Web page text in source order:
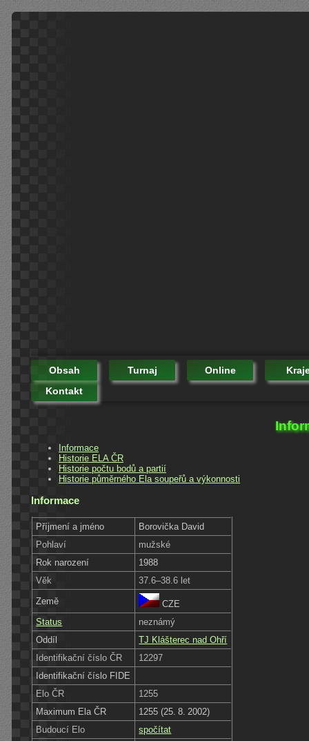
Obsah Turnaj Online
Kontakt
Informace
Historie ELA ČR
Historie počtu bodů a partií
Historie půměrného Ela soupeřů a výkonnosti
Informace
Příjmení a jméno
Borovička David
Pohlaví
mužské
Rok narození
1988
Věk
37.6–38.6 let
Země
CZE
Status
neznámý
Oddíl
TJ Klášterec nad Ohří
Identifikační číslo ČR
12297
Identifikační číslo FIDE
Elo ČR
1255
Maximum Ela ČR
1255 (25. 8. 2002)
Budoucí Elo
spočítat